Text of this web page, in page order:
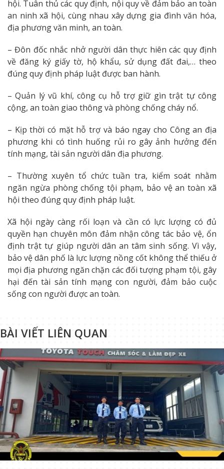
hội. Tuân thủ các quy định, nội quy về đảm bảo an toàn
an ninh xã hội, cùng nhau xây dựng gia đình văn hóa,
địa phương văn minh, an toàn.
– Đôn đốc nhắc nhở người dân thực hiên các quy định
về đăng ký giấy tờ, hộ khẩu, sử dụng đất đai,… theo
đúng quy định pháp luật được ban hành.
– Quản lý vũ khí, công cụ hỗ trợ giữ gìn trật tự công
cộng, an toàn giao thông và phòng chống cháy nổ.
– Kịp thời có mặt hỗ trợ và báo ngay cho Công an địa
phương khi có tình huống rủi ro gây ảnh hưởng đến
tính mạng, tài sản người dân địa phương.
– Thường xuyên tổ chức tuần tra, kiểm soát nhằm
ngăn ngừa phòng chống tội phạm, bảo vệ an toàn xã
hội theo đúng quy định pháp luật.
Xã hội ngày càng rối loạn và cần có lực lượng có đủ
quyền hạn chuyên môn đảm nhận công tác bảo vệ, ổn
định trật tự giúp người dân an tâm sinh sống. Vì vậy,
bảo vệ dân phố là lực lượng nồng cốt không thể thiếu ở
mọi địa phương ngăn chặn các đối tượng phạm tội, gây
hại đến tài sản tính mạng con người, đảm bảo cuộc
sống con người được an toàn.
BÀI VIẾT LIÊN QUAN